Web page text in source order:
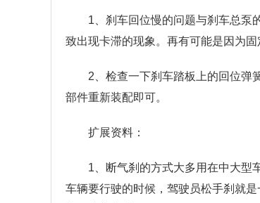
1、刹车回位慢的问题与刹车总泵
致出现卡滞的现象。再有可能是因为
2、检查一下刹车踏板上的回位弹
部件重新装配即可。
扩展资料：
1、断气刹的方式大多用在中大型
车辆要行驶的时候，驾驶员松手刹就